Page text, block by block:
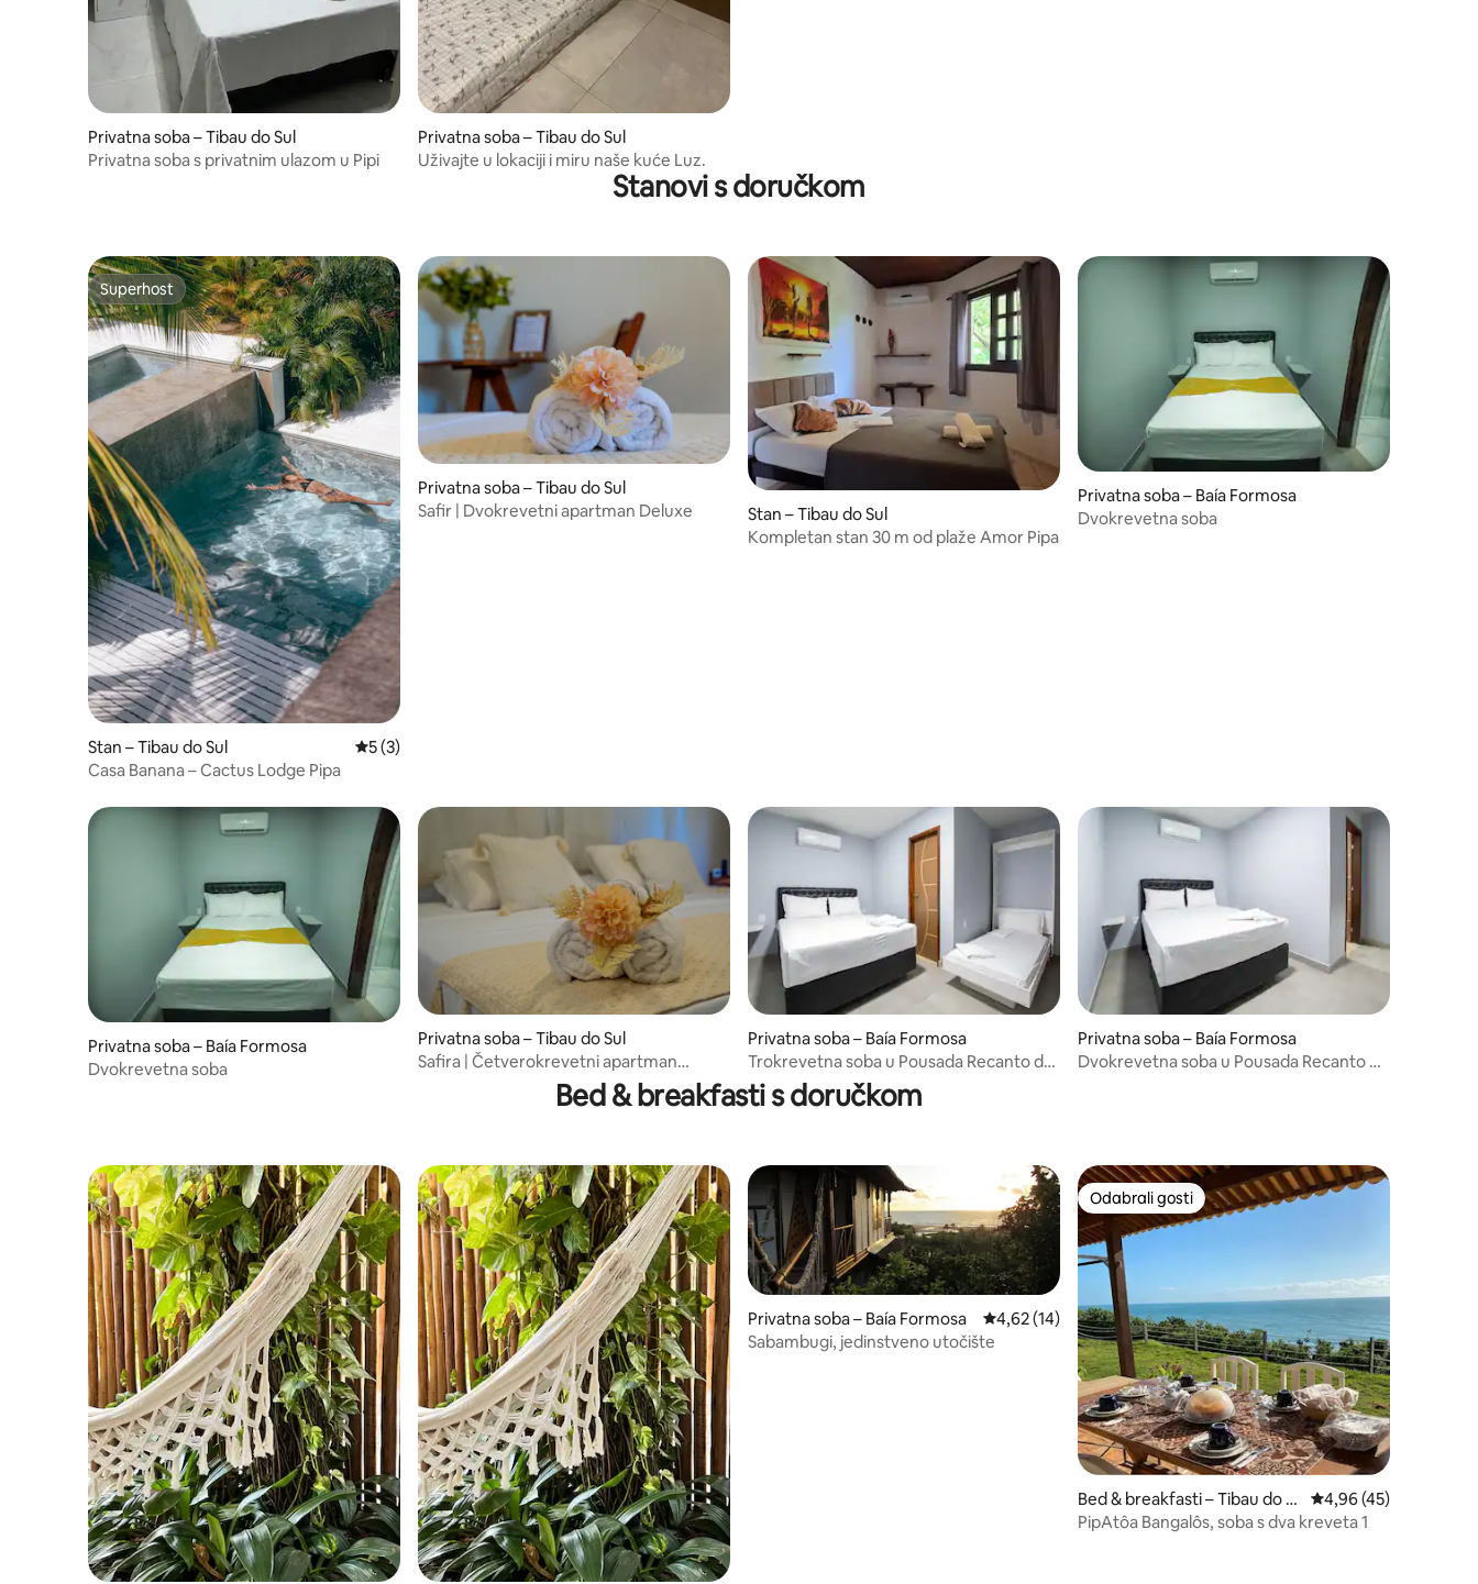
Privatna soba – Tibau do Sul
Privatna soba s privatnim ulazom u Pipi
Privatna soba – Tibau do Sul
Uživajte u lokaciji i miru naše kuće Luz.
Stanovi s doručkom
Superhost
Superhost
Stan – Tibau do Sul Prosječna ocjena: 5/5, recenzija: 3
5 (3)
Casa Banana – Cactus Lodge Pipa
Privatna soba – Tibau do Sul
Safir | Dvokrevetni apartman Deluxe
Stan – Tibau do Sul
Kompletan stan 30 m od plaže Amor Pipa
Privatna soba – Baía Formosa
Dvokrevetna soba
Privatna soba – Baía Formosa
Dvokrevetna soba
Privatna soba – Tibau do Sul
Safira | Četverokrevetni apartman
Privatna soba – Baía Formosa
Trokrevetna soba u Pousada Recanto do
Sol BF
Privatna soba – Baía Formosa
Dvokrevetna soba u Pousada Recanto do
Bed & breakfasti s doručkom
Privatna soba – Baía Formosa Prosječna ocjena: 4,62/5, recenzija: 14
4,62 (14)
Sabambugi, jedinstveno utočište
Odabrali gosti
Odabrali gosti
Bed & breakfasti – Tibau do S
ul
Prosječna ocjena:
4,96 (45)
PipAtôa Bangalôs, soba s dva kreveta 1